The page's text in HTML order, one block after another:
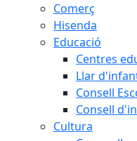
Comerç
Hisenda
Educació
Centres
Llar
Consell
Consell
Cultura